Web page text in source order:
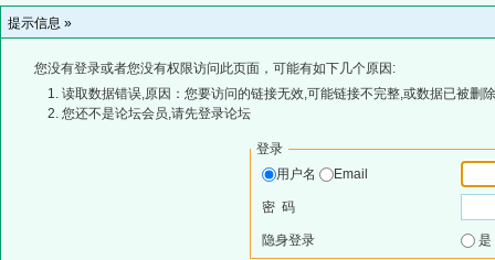
提示信息 »
您没有登录或者您没有权限访问此页面，可能有如下几个原因:
读取数据错误,原因：您要访问的链接无效,可能链接不完整,或数据已被删
您还不是论坛会员,请先登录论坛
登录
用户名
Email
密 码
隐身登录